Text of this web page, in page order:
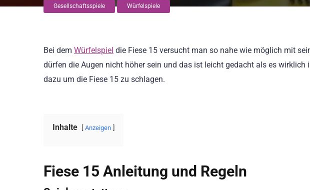
Gesellschaftsspiele Würfelspiele
Bei dem Würfelspiel die Fiese 15 versucht man so nahe wie möglich mit
dürfen die Augen nicht höher sein und das ist leicht gedacht als es wirklich
dazu um die Fiese 15 zu schlagen.
Inhalte Anzeigen
Fiese 15 Anleitung und Regeln